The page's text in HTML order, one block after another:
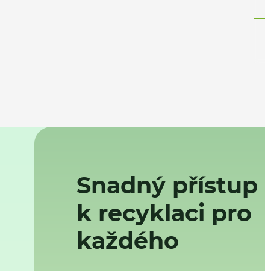
Snadný přístup
k recyklaci pro
každého